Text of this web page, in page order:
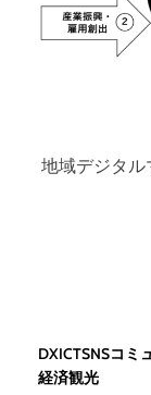
地域デジタ
DXICTSNSコミ
経済観光